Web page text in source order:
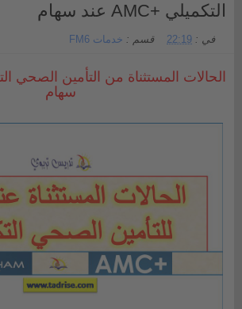
التكميلي +AMC عند سهام
في : 22:19 قسم : خدمات FM6
سهام